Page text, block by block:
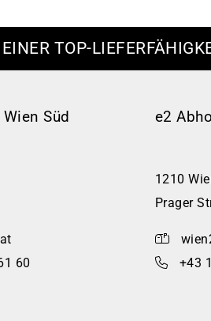
TOP-
Süd
60
e2
1210
Prager
+43